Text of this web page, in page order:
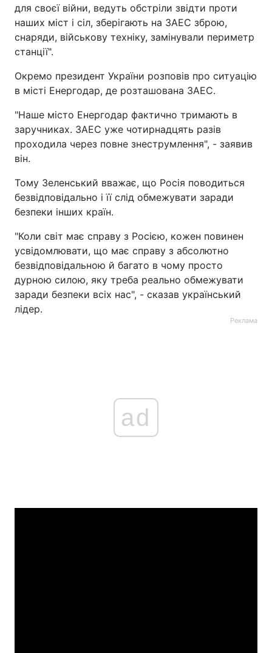
для своєї війни, ведуть обстріли звідти проти
наших міст і сіл, зберігають на ЗАЕС зброю,
снаряди, військову техніку, замінували периметр
станції".
Окремо президент України розповів про ситуацію
в місті Енергодар, де розташована ЗАЕС.
"Наше місто Енергодар фактично тримають в
заручниках. ЗАЕС уже чотирнадцять разів
проходила через повне знеструмлення", - заявив
він.
Тому Зеленський вважає, що Росія поводиться
безвідповідально і її слід обмежувати заради
безпеки інших країн.
"Коли світ має справу з Росією, кожен повинен
усвідомлювати, що має справу з абсолютно
безвідповідальною й багато в чому просто
дурною силою, яку треба реально обмежувати
заради безпеки всіх нас", - сказав український
лідер.
Реклама
ad